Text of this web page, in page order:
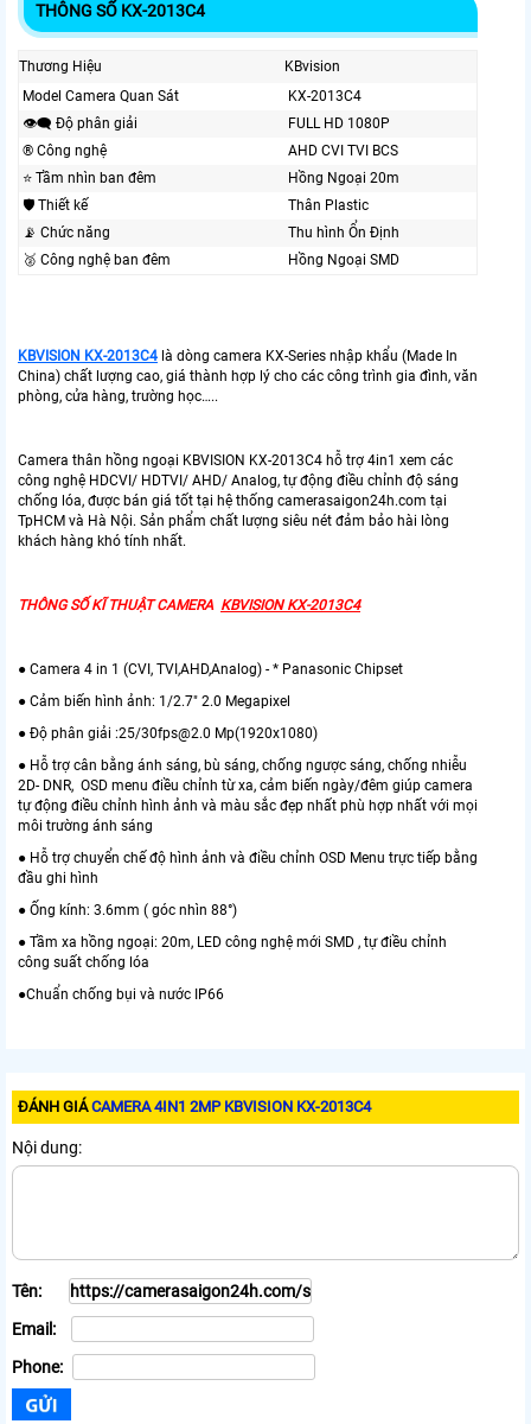
THÔNG SỐ KX-2013C4
Thương Hiệu
KBvision
Model Camera Quan Sát
KX-2013C4
👁️‍🗨 Độ phân giải
FULL HD 1080P
®️ Công nghệ
AHD CVI TVI BCS
⭐ Tầm nhìn ban đêm
Hồng Ngoại 20m
🛡 Thiết kế
Thân Plastic
📡 Chức năng
Thu hình Ổn Định
🥈️ Công nghệ ban đêm
Hồng Ngoại SMD
KBVISION KX-2013C4 là dòng camera KX-Series nhập khẩu (Made In
China) chất lượng cao, giá thành hợp lý cho các công trình gia đình, văn
phòng, cửa hàng, trường học…..
Camera thân hồng ngoại KBVISION KX-2013C4 hỗ trợ 4in1 xem các
công nghệ HDCVI/ HDTVI/ AHD/ Analog, tự động điều chỉnh độ sáng
chống lóa, được bán giá tốt tại hệ thống camerasaigon24h.com tại
TpHCM và Hà Nội. Sản phẩm chất lượng siêu nét đảm bảo hài lòng
khách hàng khó tính nhất.
THÔNG SỐ KĨ THUẬT CAMERA KBVISION KX-2013C4
● Camera 4 in 1 (CVI, TVI,AHD,Analog) - * Panasonic Chipset
● Cảm biến hình ảnh: 1/2.7" 2.0 Megapixel
● Độ phân giải :25/30fps@2.0 Mp(1920x1080)
● Hỗ trợ cân bằng ánh sáng, bù sáng, chống ngược sáng, chống nhiễu
2D- DNR, OSD menu điều chỉnh từ xa, cảm biến ngày/đêm giúp camera
tự động điều chỉnh hình ảnh và màu sắc đẹp nhất phù hợp nhất với mọi
môi trường ánh sáng
● Hỗ trợ chuyển chế độ hình ảnh và điều chỉnh OSD Menu trực tiếp bằng
đầu ghi hình
● Ống kính: 3.6mm ( góc nhìn 88°)
● Tầm xa hồng ngoại: 20m, LED công nghệ mới SMD , tự điều chỉnh
công suất chống lóa
●Chuẩn chống bụi và nước IP66
ĐÁNH GIÁCAMERA 4IN1 2MP KBVISION KX-2013C4
Nội dung:
Tên:
Email:
Phone: